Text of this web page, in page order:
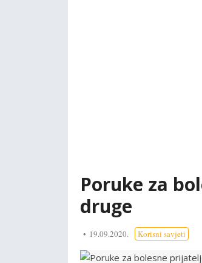
Poruke za
druge
19.09.2020. Korisni savjeti